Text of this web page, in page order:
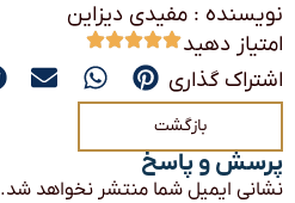
نویسنده : مفیدی دیزاین
امتیاز دهید
اشتراک گذاری
بازگشت
پرسش و پاسخ
نشانی ایمیل شما منتشر نخواهد شد.